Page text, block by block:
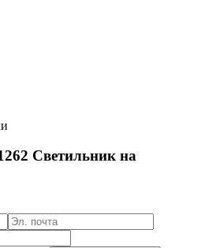
Светильник на